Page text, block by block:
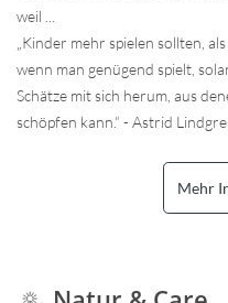
weil ...
„Kinder mehr spielen sollten,
wenn man genügend spielt,
Schätze mit sich herum, aus
schöpfen kann.“ - Astrid
Mehr